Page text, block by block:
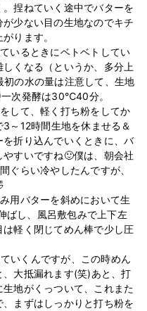
捏ねていく途中でバターを
少ない目の生地なのでキチ
ります。
いるときにベトベトしてい
くなる（というか、多分上
の水の量は注意して、生地
次発酵は30℃40分。
して、軽く打ち粉をしてか
～12時間生地を休ませる＆
折り込んでいくときに、バ
すいですね🙂僕は、朝会社
ぐらい冷やしたんですが、
用バターを斜めにおいて生
ばし、風呂敷包みで上下左
軽く閉じてめん棒で少し圧
いくんですが、この時めん
大抵漏れます(笑)あと、打
地がくっついて、これまた
まずはしっかりと打ち粉を